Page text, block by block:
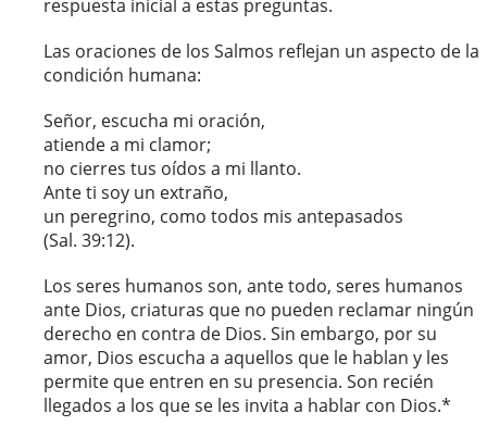
respuesta inicial a estas preguntas.
Las oraciones de los Salmos reflejan un aspecto de la
condición humana:
Señor, escucha mi oración,
atiende a mi clamor;
no cierres tus oídos a mi llanto.
Ante ti soy un extraño,
un peregrino, como todos mis antepasados
(Sal. 39:12).
Los seres humanos son, ante todo, seres humanos
ante Dios, criaturas que no pueden reclamar ningún
derecho en contra de Dios. Sin embargo, por su
amor, Dios escucha a aquellos que le hablan y les
permite que entren en su presencia. Son recién
llegados a los que se les invita a hablar con Dios.*